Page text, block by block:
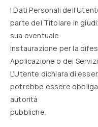
I Dati Personali
parte del Titolare in
sua eventuale
instaurazione per la
Applicazione o dei
L’Utente dichiara di
potrebbe essere
autorità
pubbliche.